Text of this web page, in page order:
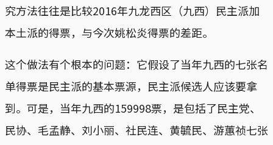
究方法往往是比较2016年九龙西区（九西）民主派加
本土派的得票，与今次姚松炎得票的差距。
这个做法有个根本的问题：它假设了当年九西的七张名
单得票是民主派的基本票源，民主派候选人应该要拿
到。可是，当年九西的159998票，是包括了民主党、
民协、毛孟静、刘小丽、社民连、黄毓民、游蕙祯七张